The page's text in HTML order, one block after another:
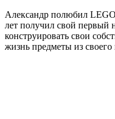
Александр полюбил LEGO
лет получил свой первый
конструировать свои
жизнь предметы из